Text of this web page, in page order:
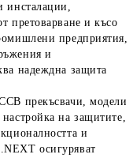
инсталации,
претоварване и късо
предприятия,
и
надеждна защита
прекъсвачи, модели
на защитите,
и
осигуряват